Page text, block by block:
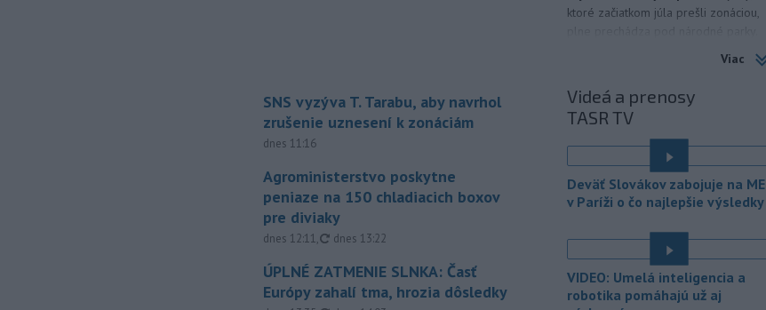
SNS vyzýva T. Tarabu, aby navrhol
zrušenie uznesení k zonáciám
dnes 11:16
Agroministerstvo poskytne
peniaze na 150 chladiacich boxov
pre diviaky
dnes 12:11, aktualizované
dnes 13:22
ÚPLNÉ ZATMENIE SLNKA: Časť
Európy zahalí tma, hrozia dôsledky
ktoré začiatkom júla prešli zonáciou,
lesnými požiarmina západnom
Balkáne, kde v týchto dňoch horúčavy
dosahujú až 40 stupňov Celzia.
- Nemecký súd vo štvrtok
udelil doživotný trest Afgancovi,
ktorý minulý rok autom vrazil do davu
dievča a jej 37-ročnú matku.
11:29 - Severná Kórea vo štvrtok
odpálila najmenej jeden
Viac
Videá a prenosy
TASR TV
Deväť Slovákov zabojuje na ME
v Paríži o čo najlepšie výsledky
VIDEO: Umelá inteligencia a
robotika pomáhajú už aj